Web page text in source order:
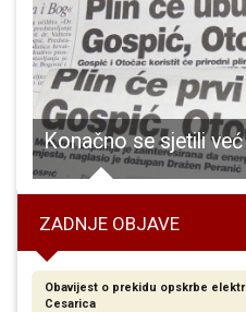
ZADNJE OBJAVE
Obavijest o prekidu opskrbe
Cesarica